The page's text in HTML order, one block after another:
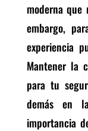
moderna
embargo,
experiencia
Mantener la
para tu
demás en
importancia